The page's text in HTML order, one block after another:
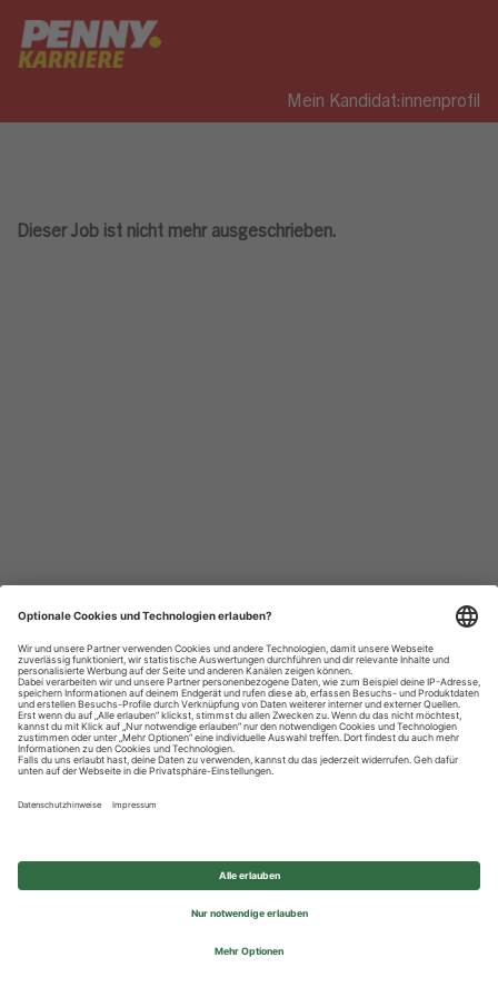
Mein Kandidat:innenprofil
Dieser Job ist nicht mehr ausgeschrieben.
Datenschutzhinweise
Impressum
Privatsphäre-Einstellungen
© 2026 REWE Group - All rights reserved